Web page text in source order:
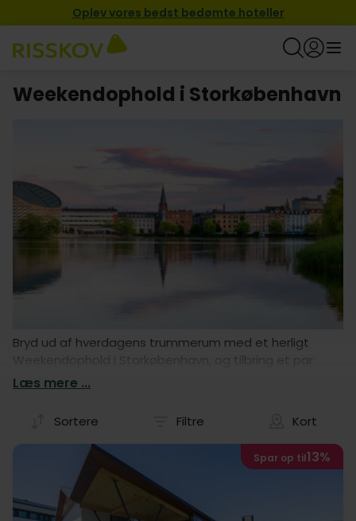
Oplev vores bedst bedømte hoteller
Weekendophold i Storkøbenhavn
Bryd ud af hverdagens trummerum med et herligt
Weekendophold i Storkøbenhavn, og tilbring et par
afslappende dage hvor alt I skal tænke på er jer selv.
Weekendophold i Storkøbenhavn lige her.
Læs mere ...
Sortere Filtre Kort
Spar op til13%